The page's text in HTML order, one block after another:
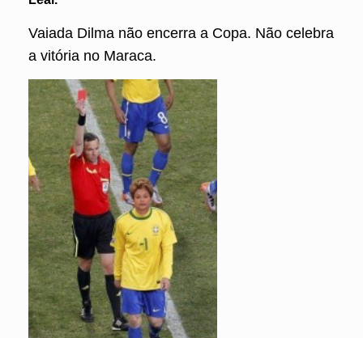
Vaiada Dilma não encerra a Copa. Não celebra
a vitória no Maraca.